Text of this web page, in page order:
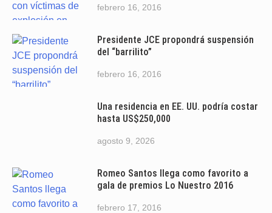
febrero 16, 2016
Presidente JCE propondrá suspensión
del “barrilito”
febrero 16, 2016
Una residencia en EE. UU. podría costar
hasta US$250,000
agosto 9, 2026
Romeo Santos llega como favorito a
gala de premios Lo Nuestro 2016
febrero 17, 2016